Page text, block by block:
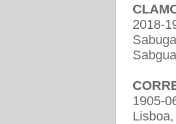
2018-
1905-